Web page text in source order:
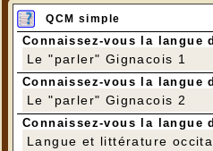
QCM simple
Connaissez-vous la langue
Le "parler" Gignacois 1
Connaissez-vous la langue
Le "parler" Gignacois 2
Connaissez-vous la langue
Langue et littérature